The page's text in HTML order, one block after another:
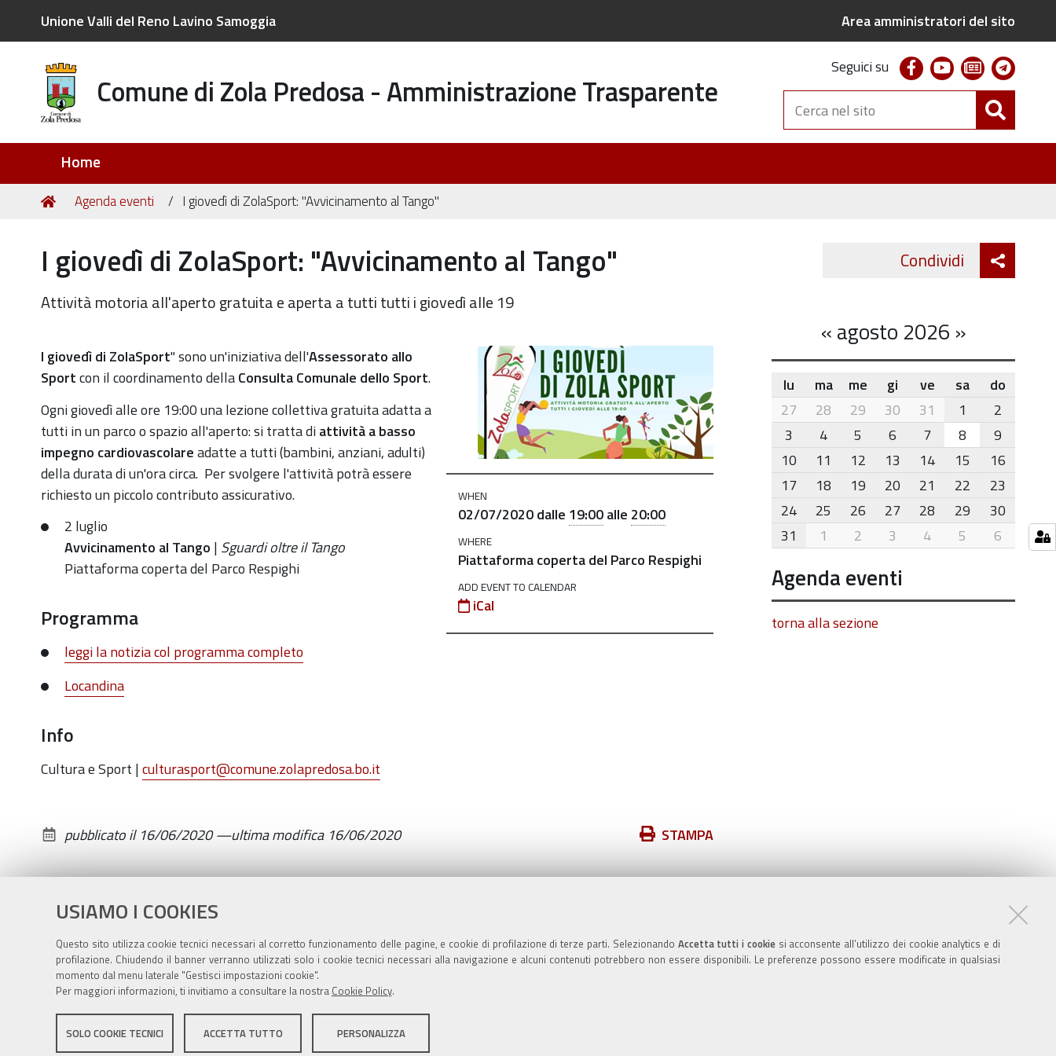
USIAMO I COOKIES
Questo sito utilizza cookie tecnici necessari al corretto funzionamento delle pagine, e cookie di profilazione di terze parti. Selezionando Accetta tutti i cookiesi acconsente all’utilizzo dei cookie analytics e di
profilazione. Chiudendo il banner verranno utilizzati solo i cookie tecnici necessari alla navigazione e alcuni contenuti potrebbero non essere disponibili. Le preferenze possono essere modificate in qualsiasi
momento dal menu laterale "Gestisci impostazioni cookie".
Per maggiori informazioni, ti invitiamo a consultare la nostra Cookie Policy.
SOLO COOKIE TECNICI ACCETTA TUTTO PERSONALIZZA
Unione Valli del Reno Lavino Samoggia Area amministratori del sito
Comune di Zola Predosa - Amministrazione Trasparente
Seguici su facebookyoutubenewsletter
Cerca
nel
sito
Home
Tu
Home
Agenda eventi I giovedì di ZolaSport: "Avvicinamento al Tango"
I giovedì di ZolaSport: "Avvicinamento al Tango"
Attività motoria all'aperto gratuita e aperta a tutti tutti i giovedì alle 19
https://old.comune.zolapredosa.bo.it/events/i-
giovedi-
zolasport-
2-
7
I
di
ZolaSport:
"Avvicinamento
Tango"
2020-
07-
02T19:00:00+02:00
07-
Attività
all'aperto
gratuita
tutti
giovedì
alle
WHEN
02/07/2020dalle 19:00alle 20:00
WHERE
Piattaforma coperta del Parco Respighi
ADD EVENT TO CALENDAR
iCal
I giovedì di ZolaSport" sono un'iniziativa dell'Assessorato allo
Sportcon il coordinamento dellaConsulta Comunale dello Sport.
Ognigiovedìalle ore 19:00 una lezione collettiva gratuita adatta a
tutti in un parco o spazio all'aperto: si tratta diattività a basso
impegno cardiovascolareadatte a tutti (bambini, anziani, adulti)
della durata di un'ora circa. Per svolgere l'attività potrà essere
richiesto un piccolo contributo assicurativo.
2 luglio
Avvicinamento al Tango | Sguardi oltre il Tango
Piattaforma coperta del Parco Respighi
Programma
leggi la notizia col programma completo
Locandina
Info
Cultura e Sport |culturasport@comune.zolapredosa.bo.it
Azioni
documento
STAMPA
pubblicato il 16/06/2020—ultima modifica 16/06/2020
Condividi Twitter
«agosto 2026 »
month-
8
lu ma me gi ve sa
do
27
28 29 30 31 1
2
3
4 5 6 7 8
9
10
11 12 13 14 15
16
17
18 19 20 21 22
23
24
25 26 27 28 29
30
31
1 2 3 4 5 6
Agenda eventi
torna alla sezione
Sito istituzionale Comune di Zola Predosa